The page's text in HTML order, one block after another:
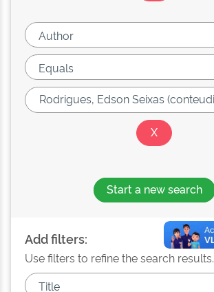
Start a new search
Add filters:
Use filters to refine the search results.